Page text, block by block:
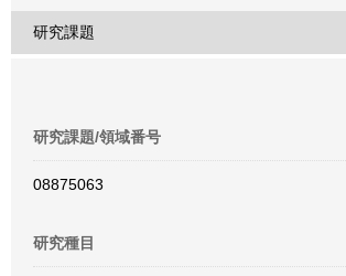
研究課題
研究課題/領域番号
08875063
研究種目